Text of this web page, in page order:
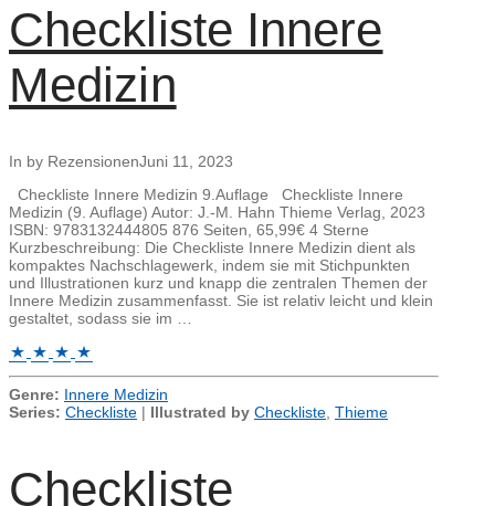
Checkliste Innere
Medizin
In by RezensionenJuni 11, 2023
Checkliste Innere Medizin 9.Auflage Checkliste Innere
Medizin (9. Auflage) Autor: J.-M. Hahn Thieme Verlag, 2023
ISBN: 9783132444805 876 Seiten, 65,99€ 4 Sterne
Kurzbeschreibung: Die Checkliste Innere Medizin dient als
kompaktes Nachschlagewerk, indem sie mit Stichpunkten
und Illustrationen kurz und knapp die zentralen Themen der
Innere Medizin zusammenfasst. Sie ist relativ leicht und klein
gestaltet, sodass sie im …
Genre: Innere Medizin
Series: Checkliste | Illustrated by Checkliste Thieme
Checkliste